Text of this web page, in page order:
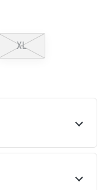
XL